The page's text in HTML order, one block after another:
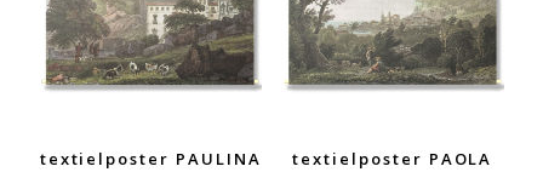
textielposter PAULINA textielposter PAOLA